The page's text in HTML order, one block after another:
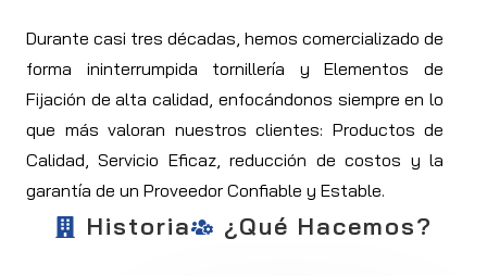
Durante casi tres décadas, hemos comercializado de
forma ininterrumpida tornillería y Elementos de
Fijación de alta calidad, enfocándonos siempre en lo
que más valoran nuestros clientes: Productos de
Calidad, Servicio Eficaz, reducción de costos y la
garantía de un Proveedor Confiable y Estable.
Historia ¿Qué Hacemos?